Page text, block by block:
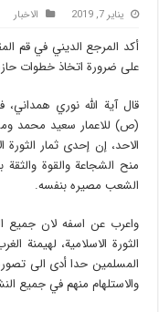
يناير 7, 2019 الاخبار
أكد المرجع الديني في قم
على ضرورة اتخاذ خطوات
قال آية الله نوري همداني،
(ص) للاعمار سعيد محمد
الاحد، إن إحدى ثمار
منح الشجاعة والقوة
الشعب مصيره بنفسه.
واعرب عن اسفه لان جميع
الثورة الاسلامية، لهيمنة
المسلمين حدا أدى الى
والاستلهام منهم في جميع